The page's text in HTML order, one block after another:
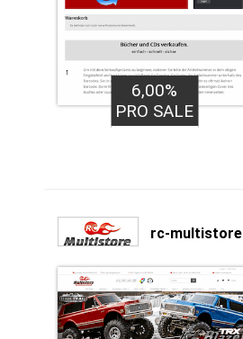
6,00%
PRO SALE
rc-multistore